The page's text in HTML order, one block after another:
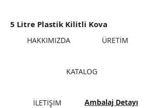
5 Litre Plastik Kilitli Kova
HAKKIMIZDA ÜRETİM
KATALOG
İLETİŞİM
Ambalaj Detayı